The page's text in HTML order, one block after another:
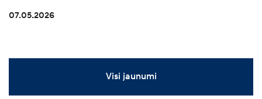
07.05.2026
Visi jaunumi